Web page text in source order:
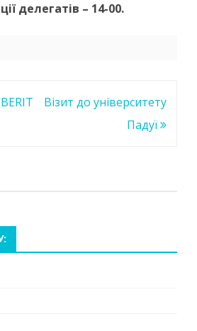
делегатів – 14-00.
Візит до університету
Падуї